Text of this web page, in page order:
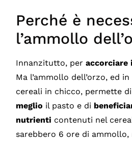
Perché è
l’ammollo
Innanzitutto, per accorciare
Ma l’ammollo dell’orzo, ed
cereali in chicco, permette
meglio il pasto e di
nutrienti contenuti nel
sarebbero 6 ore di ammollo,